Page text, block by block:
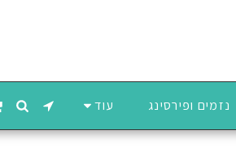
נזמים ופירסינג עוד